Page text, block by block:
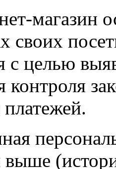
магазин
своих
с целью
контроля
выше